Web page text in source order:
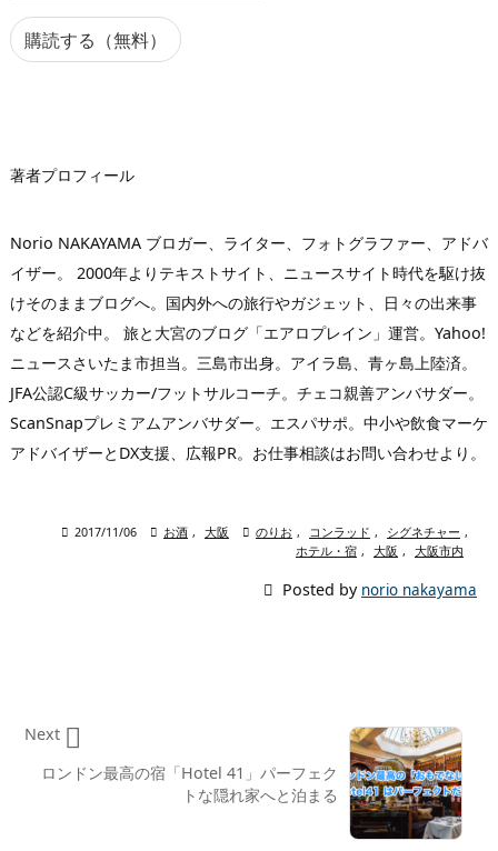
ア
ド
購読する（無料）
著者プロフィール
Norio NAKAYAMA ブロガー、ライター、フォトグラファー、アドバ
イザー。 2000年よりテキストサイト、ニュースサイト時代を駆け抜
けそのままブログへ。国内外への旅行やガジェット、日々の出来事
などを紹介中。 旅と大宮のブログ「エアロプレイン」運営。Yahoo!
ニュースさいたま市担当。三島市出身。アイラ島、青ヶ島上陸済。
JFA公認C級サッカー/フットサルコーチ。チェコ親善アンバサダー。
ScanSnapプレミアムアンバサダー。エスパサポ。中小や飲食マーケ
アドバイザーとDX支援、広報PR。お仕事相談はお問い合わせより。
 2017/11/06  お酒 , 大阪  のりお , コンラッド , シグネチャー ,
ホテル・宿 , 大阪 , 大阪市内
 Posted by norio nakayama
ロンドン最高の宿「Hotel 41」パーフェク
トな隠れ家へと泊まる

Next